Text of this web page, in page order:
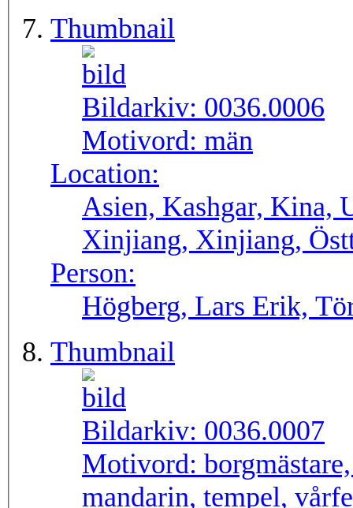
Thumbnail
Bildarkiv: 0036.0006
Motivord: män
Location:
Asien, Kashgar, Kina,
Xinjiang, Xinjiang,
Person:
Högberg, Lars Erik,
Thumbnail
Bildarkiv: 0036.0007
Motivord:
mandarin, tempel,